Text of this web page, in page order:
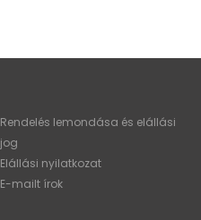
Rendelés lemondása és elállási
jog
Elállási nyilatkozat
E-mailt írok